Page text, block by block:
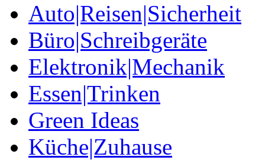
Auto|Reisen|Sicherheit
Büro|Schreibgeräte
Elektronik|Mechanik
Essen|Trinken
Green Ideas
Küche|Zuhause